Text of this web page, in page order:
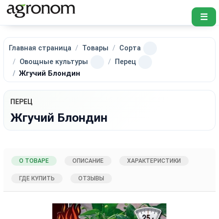
☰
Главная страница Товары
Сорта
Овощные культуры
Перец
Жгучий Блондин
ПЕРЕЦ
Жгучий Блондин
О ТОВАРЕ ОПИСАНИЕ ХАРАКТЕРИСТИКИ
ГДЕ КУПИТЬ ОТЗЫВЫ